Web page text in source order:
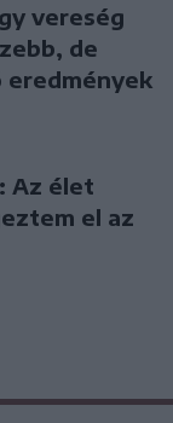
vereség
de
eredmények
Az élet
el az